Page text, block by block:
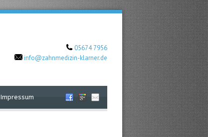
05674 7956
info@zahnmedizin-klarner.de
Impressum